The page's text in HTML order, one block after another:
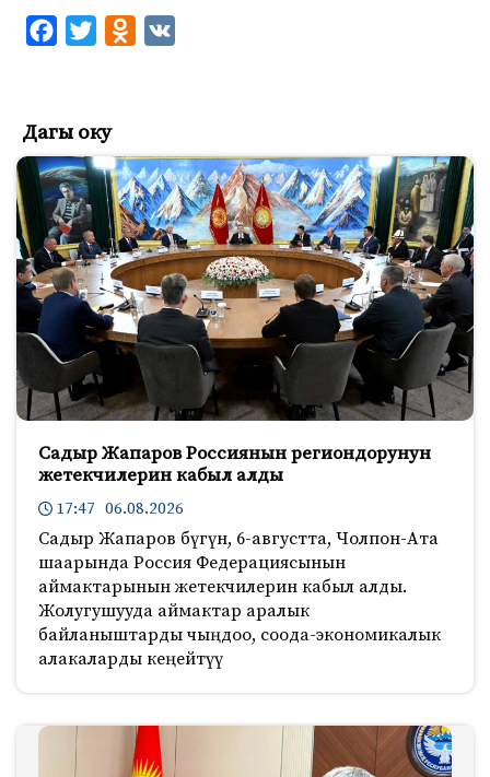
e
b
o
o
k
t
e
k
l
a
s
s
n
i
k
i
Дагы оку
Садыр Жапаров Россиянын региондорунун
жетекчилерин кабыл алды
17:47 06.08.2026
Садыр Жапаров бүгүн, 6-августта, Чолпон-Ата
шаарында Россия Федерациясынын
аймактарынын жетекчилерин кабыл алды.
Жолугушууда аймактар аралык
байланыштарды чыңдоо, соода-экономикалык
алакаларды кеңейтүү